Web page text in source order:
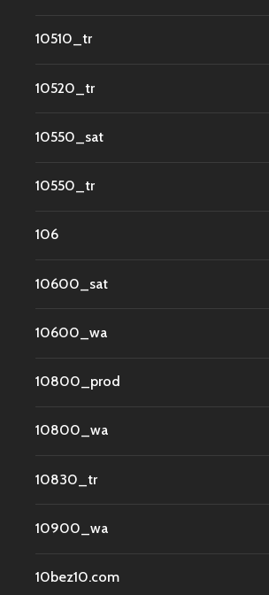
10510_tr
10520_tr
10550_sat
10550_tr
106
10600_sat
10600_wa
10800_prod
10800_wa
10830_tr
10900_wa
10bez10.com